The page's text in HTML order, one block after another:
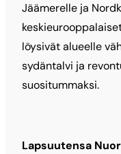
Jäämerelle ja
löysivät alueelle
sydäntalvi ja
suositummaksi.
Lapsuutensa